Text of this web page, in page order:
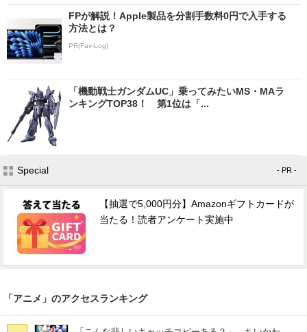
FPが解説！Apple製品を分割手数料0円で入手する
方法とは？
PR(Fav-Log)
「機動戦士ガンダムUC」乗ってみたいMS・MAラ
ンキングTOP38！ 第1位は「...
Special - PR -
【抽選で5,000円分】Amazonギフトカードが
当たる！読者アンケート実施中
「アニメ」のアクセスランキング